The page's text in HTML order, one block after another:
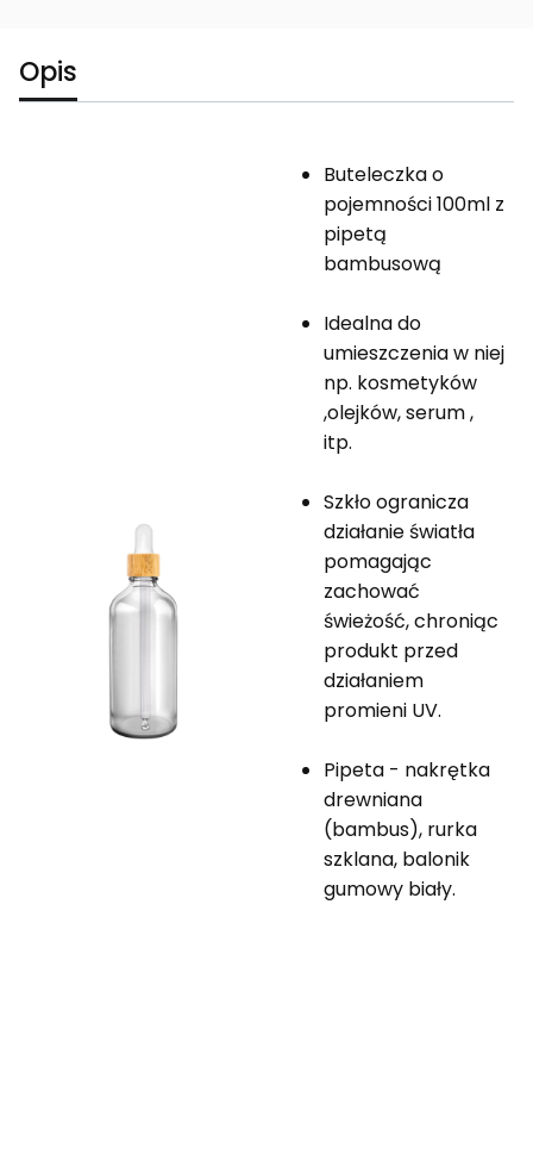
Opis
Buteleczka o
pojemności 100ml z
pipetą
bambusową
Idealna do
umieszczenia w niej
np. kosmetyków
,olejków, serum ,
itp.
Szkło ogranicza
działanie światła
pomagając
zachować
świeżość, chroniąc
produkt przed
działaniem
promieni UV.
Pipeta - nakrętka
drewniana
(bambus), rurka
szklana, balonik
gumowy biały.